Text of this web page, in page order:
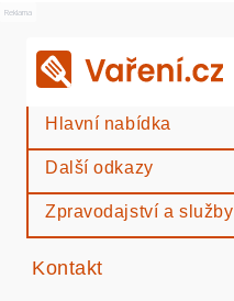
Reklama
Hlavní nabídka
Další odkazy
Zpravodajství a služby
Kontakt